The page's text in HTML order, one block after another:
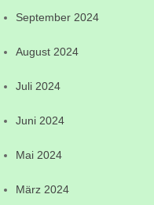
September 2024
August 2024
Juli 2024
Juni 2024
Mai 2024
März 2024